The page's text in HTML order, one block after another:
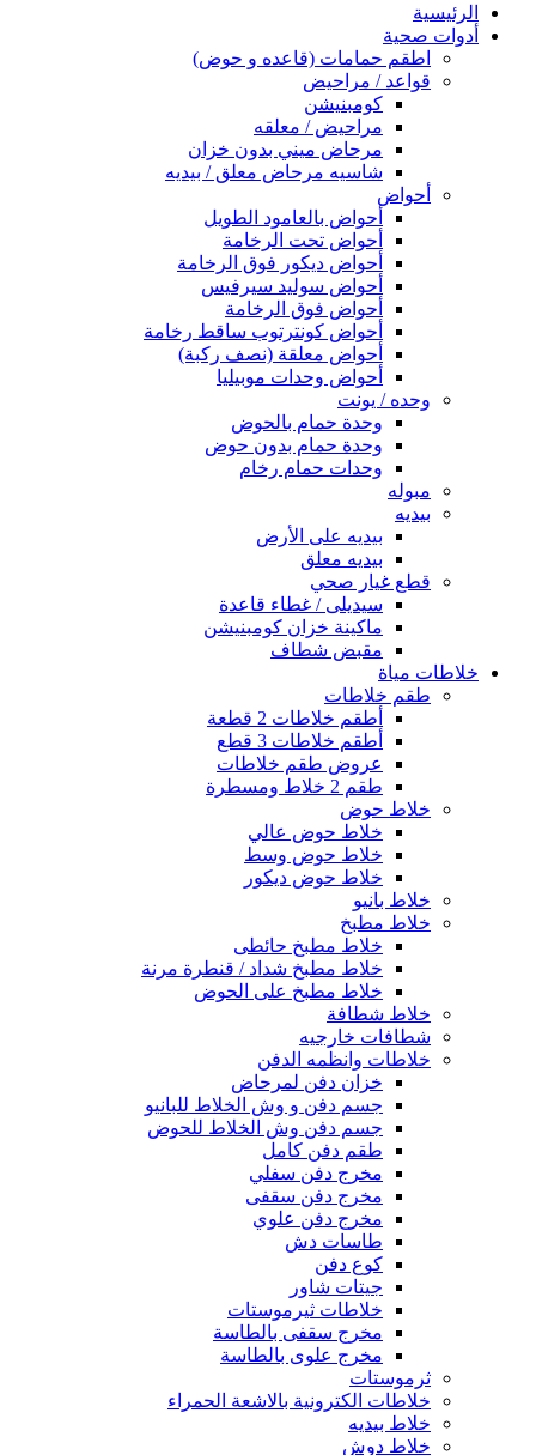
الرئيسية
أدوات صحية
اطقم حمامات (قاعده و حوض)
قواعد / مراحيض
كومبنيشن
مراحيض / معلقه
مرحاض ميني بدون خزان
شاسيه مرحاض معلق / بيديه
أحواض
أحواض بالعامود الطويل
أحواض تحت الرخامة
أحواض ديكور فوق الرخامة
أحواض سوليد سيرفيس
أحواض فوق الرخامة
أحواض كونترتوب ساقط رخامة
أحواض معلقة (نصف ركبة)
أحواض وحدات موبيليا
وحده / يونت
وحدة حمام بالحوض
وحدة حمام بدون حوض
وحدات حمام رخام
مبوله
بيديه
بيديه على الأرض
بيديه معلق
قطع غيار صحي
سيديلى / غطاء قاعدة
ماكينة خزان كومبنيشن
مقبض شطاف
خلاطات مياة
طقم خلاطات
أطقم خلاطات 2 قطعة
أطقم خلاطات 3 قطع
عروض طقم خلاطات
طقم 2 خلاط ومسطرة
خلاط حوض
خلاط حوض عالي
خلاط حوض وسط
خلاط حوض ديكور
خلاط بانيو
خلاط مطبخ
خلاط مطبخ حائطى
خلاط مطبخ شداد / قنطرة مرنة
خلاط مطبخ على الحوض
خلاط شطافة
شطافات خارجيه
خلاطات وانظمه الدفن
خزان دفن لمرحاض
جسم دفن و وش الخلاط للبانيو
جسم دفن وش الخلاط للحوض
طقم دفن كامل
مخرج دفن سفلي
مخرج دفن سقفى
مخرج دفن علوي
طاسات دش
كوع دفن
جيتات شاور
خلاطات ثيرموستات
مخرج سقفى بالطاسة
مخرج علوى بالطاسة
ثرموستات
خلاطات الكترونية بالاشعة الحمراء
خلاط بيديه
خلاط دوش